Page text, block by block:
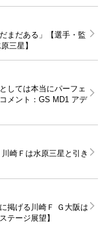
まだある」【選手・監
三星】
しては本当にパーフェ
メント：GS MD1 アデ
崎Ｆは水原三星と引き
掲げる川崎Ｆ Ｇ大阪は
テージ展望】